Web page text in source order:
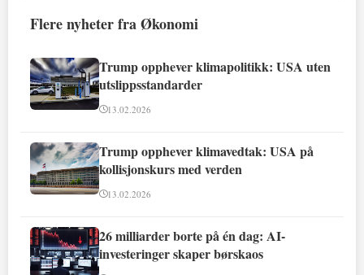
Flere nyheter fra Økonomi
Trump opphever klimapolitikk: USA uten
utslippsstandarder
13.02.2026
Trump opphever klimavedtak: USA på
kollisjonskurs med verden
13.02.2026
26 milliarder borte på én dag: AI-
investeringer skaper børskaos